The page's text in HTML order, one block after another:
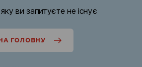
ви запитуєте не існує
ГОЛОВНУ